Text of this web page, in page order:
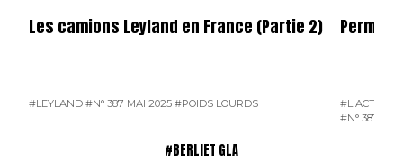
Les camions Leyland en France (Partie 2)
#LEYLAND #N° 387 MAI 2025 #POIDS LOURDS
Permier
#N° 387 MAI
#BERLIET GLA